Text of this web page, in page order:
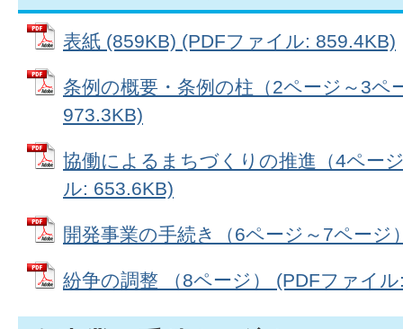
表紙 (859KB) (PDFファイル: 859.4KB)
条例の概要・条例の柱（2ページ～3ペ
973.3KB)
協働によるまちづくりの推進（4ペー
ル: 653.6KB)
開発事業の手続き（6ページ～7ページ
紛争の調整 （8ページ） (PDFファイ